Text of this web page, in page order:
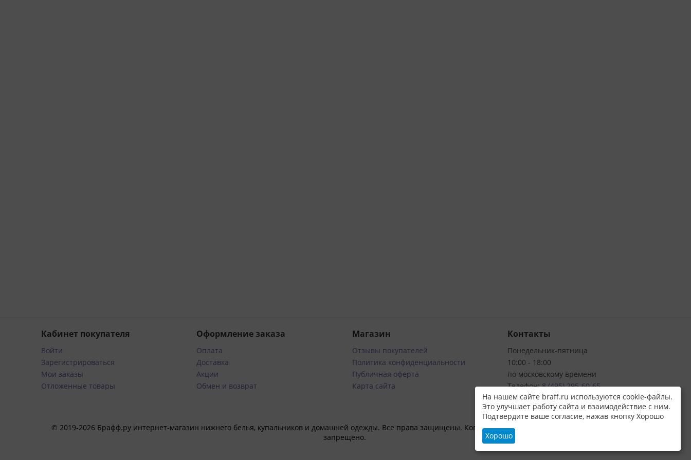
Кабинет покупателя
Войти
Зарегистрироваться
Мои заказы
Отложенные товары
Оформление заказа
Оплата
Доставка
Акции
Обмен и возврат
Магазин
Отзывы покупателей
Политика конфиденциальности
Публичная оферта
Карта сайта
Контакты
Понедельник-пятница
10:00 - 18:00
по московскому времени
Телефон:8 (495) 295-60-65
WhatsApp:8 (925) 815-98-78
© 2019-2026 Брафф.ру интернет-магазин нижнего белья, купальников и домашней одежды. Все права защищены. Копирование текстового и визуального контента
запрещено.
На нашем сайте braff.ru используются cookie-файлы.
Это улучшает работу сайта и взаимодействие с ним.
Подтвердите ваше согласие, нажав кнопку Хорошо
Хорошо